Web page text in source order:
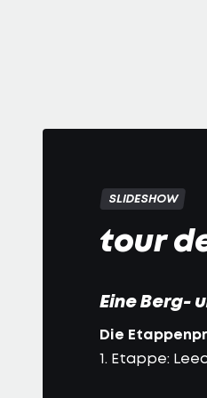
SLIDESHOW
tour
Eine Berg-
Die
1. Etappe: